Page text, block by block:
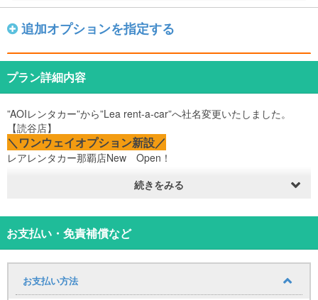
追加オプションを指定する
プラン詳細内容
”AOIレンタカー”から”Lea rent-a-car”へ社名変更いたしました。
【読谷店】
＼ワンウェイオプション新設／
レアレンタカー那覇店New Open！
読谷店貸出→那覇小禄店返却OKです♪
返却後の空港送迎無料！
無料送迎をご利用希望でしたら事前にご連絡お願いします♪
楽しい沖縄旅行のお手伝いいたします。
ETC搭載車、Bluetooth搭載車はオプションで選択できます。
続きをみる
お支払い・免責補償など
お支払い方法